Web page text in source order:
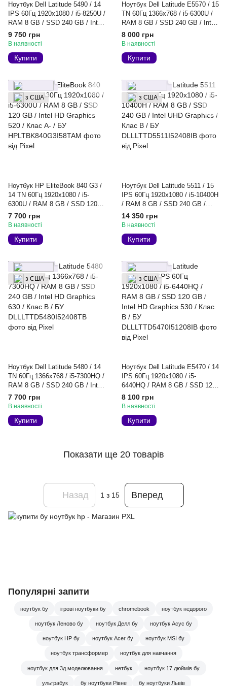
Ноутбук Dell Latitude 5490 / 14
IPS 60Гц 1920x1080 / i5-8250U /
RAM 8 GB / SSD 240 GB / Intel
UHD 620 / Клас B / БУ
9 750 грн
В наявності
Купити
Ноутбук Dell Latitude E5570 / 15
TN 60Гц 1366x768 / i5-6300U /
RAM 8 GB / SSD 240 GB / Intel
HD Graphics 520 / Клас A- / БУ
8 000 грн
В наявності
Купити
з США
Ноутбук HP EliteBook 840 G3 /
14 TN 60Гц 1920x1080 / i5-
6300U / RAM 8 GB / SSD 120
GB / Intel HD Graphics 520 /
Клас A- / БУ
7 700 грн
В наявності
Купити
з США
Ноутбук Dell Latitude 5511 / 15
IPS 60Гц 1920x1080 / i5-10400H
/ RAM 8 GB / SSD 240 GB /
Intel UHD Graphics / Клас B /
БУ
14 350 грн
В наявності
Купити
з США
Ноутбук Dell Latitude 5480 / 14
TN 60Гц 1366x768 / i5-7300HQ /
RAM 8 GB / SSD 240 GB / Intel
HD Graphics 630 / Клас B / БУ
7 700 грн
В наявності
Купити
з США
Ноутбук Dell Latitude E5470 / 14
IPS 60Гц 1920x1080 / i5-
6440HQ / RAM 8 GB / SSD 120
GB / Intel HD Graphics 530 /
Клас B / БУ
8 100 грн
В наявності
Купити
Показати ще 20 товарів
Назад 1 з 15 Вперед
Популярні запити
ноутбук бу ігрові ноутбуки бу chromebook ноутбук недорого
ноутбук Леново бу ноутбук Делл бу ноутбук Асус бу
ноутбук HP бу ноутбук Acer бу ноутбук MSI бу
ноутбук трансформер ноутбук для навчання
ноутбук для 3д моделювання нетбук ноутбук 17 дюймів бу
ультрабук бу ноутбуки Рівне бу ноутбуки Львів